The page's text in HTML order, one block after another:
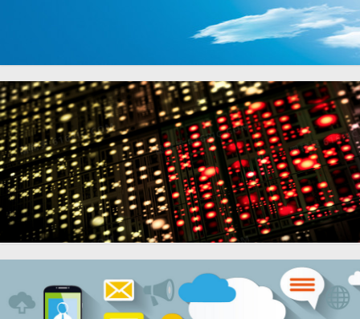
互联网科技背景banner